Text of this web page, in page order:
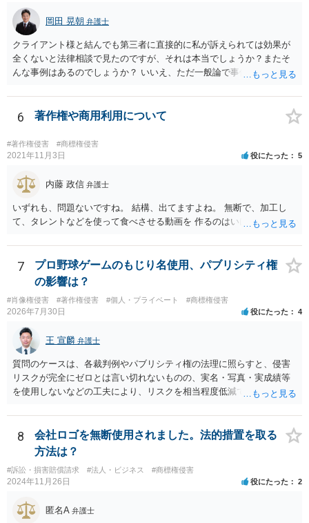
岡田 晃朝 弁護士
クライアント様と結んでも第三者に直接的に私が訴えられては効果が
全くないと法律相談で見たのですが、それは本当でしょうか？またそ
んな事例はあるのでしょうか？ いいえ、ただ一般論で事例は分かりま
6 著作権や商用利用について
#著作権侵害 #商標権侵害
2021年11月3日 役にたった 5
内藤 政信 弁護士
いずれも、問題ないですね。 結構、出てますよね。 無断で、加工し
て、タレントなどを使って食べさせる動画を 作るのはいけませんが。
7
プロ野球ゲームのもじり名使用、パブリシティ権
の影響は？
#肖像権侵害 #著作権侵害 #個人・プライベート #商標権侵害
2026年7月30日 役にたった 4
王 宣麟 弁護士
質問のケースは、各裁判例やパブリシティ権の法理に照らすと、侵害
リスクが完全にゼロとは言い切れないものの、実名・写真・実成績等
を使用しないなどの工夫により、リスクを相当程度低減できる設計に
推測できる」という点は、裁判で争われた場合に「専ら顧客吸引力の
利用を目的とする」と判断される余地を残すため、一定の注意が必要
です。 また、広告収益の有無は、侵害判断に一定の影響を与える可能
性がありますが、決定的要因ではありません。 パブリシティ権侵害の
成否は、主に「専ら顧客吸引力の利用を目的とするか」という点で判
断されます。広告収益があることは「商業的目的」を強く示す要素で
すが、それだけで直ちに侵害となるわけではありません。完全無償・
非営利であれば「表現の自由」「創作物」としての側面が強く評価さ
8
会社ロゴを無断使用されました。法的措置を取る
方法は？
#訴訟・損害賠償請求 #法人・ビジネス #商標権侵害
2024年11月26日 役にたった 2
匿名A 弁護士